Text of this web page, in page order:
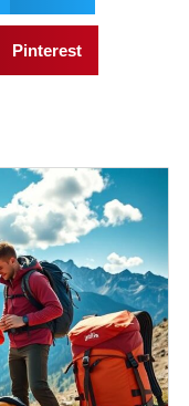
Pinterest